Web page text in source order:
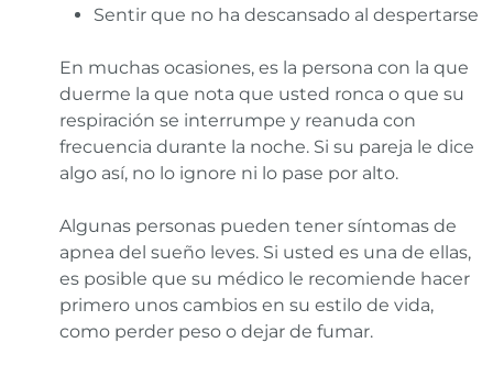
Sentir que no ha descansado al despertarse
En muchas ocasiones, es la persona con la que
duerme la que nota que usted ronca o que su
respiración se interrumpe y reanuda con
frecuencia durante la noche. Si su pareja le dice
algo así, no lo ignore ni lo pase por alto.
Algunas personas pueden tener síntomas de
apnea del sueño leves. Si usted es una de ellas,
es posible que su médico le recomiende hacer
primero unos cambios en su estilo de vida,
como perder peso o dejar de fumar.